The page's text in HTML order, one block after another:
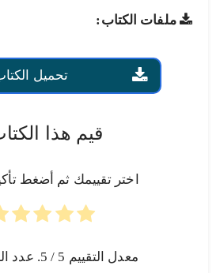
ملفات الكتاب:
تحميل
قيم هذا
اختر تقييمك ثم أضغط
معدل التقييم 5 / 5. عدد الأصوات: